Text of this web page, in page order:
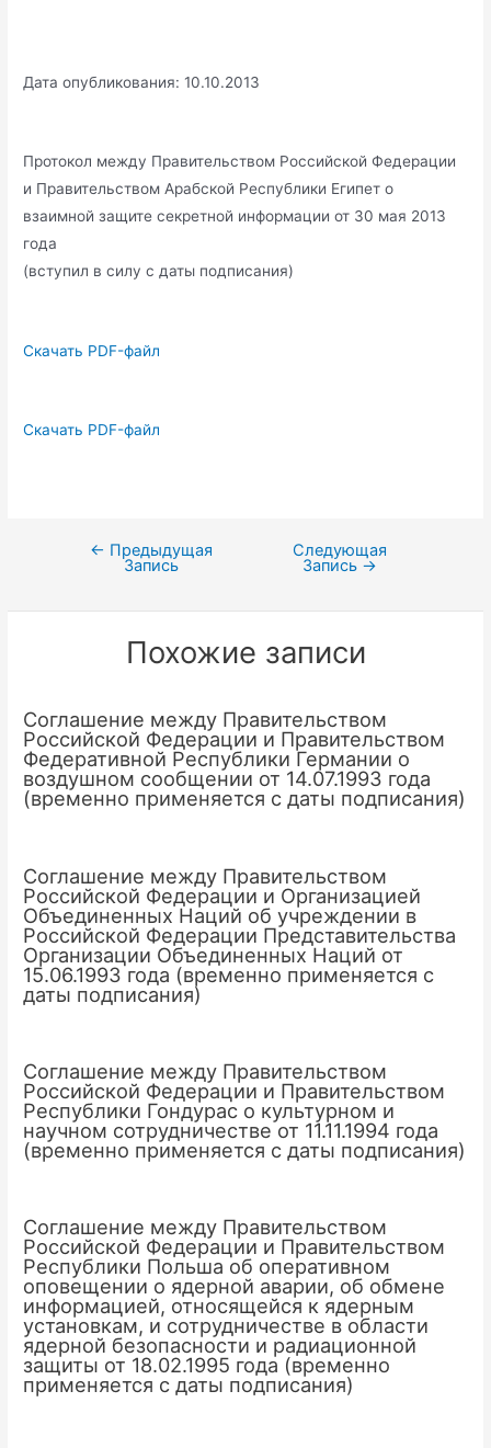
Дата опубликования: 10.10.2013
Протокол между Правительством Российской Федерации
и Правительством Арабской Республики Египет о
взаимной защите секретной информации от 30 мая 2013
года
(вступил в силу с даты подписания)
Скачать PDF-файл
Скачать PDF-файл
Навигация
записям
← Предыдущая
Запись
Следующая
Запись →
Похожие записи
Соглашение между Правительством
Российской Федерации и Правительством
Федеративной Республики Германии о
воздушном сообщении от 14.07.1993 года
(временно применяется с даты подписания)
Соглашение между Правительством
Российской Федерации и Организацией
Объединенных Наций об учреждении в
Российской Федерации Представительства
Организации Объединенных Наций от
15.06.1993 года (временно применяется с
даты подписания)
Соглашение между Правительством
Российской Федерации и Правительством
Республики Гондурас о культурном и
научном сотрудничестве от 11.11.1994 года
(временно применяется с даты подписания)
Соглашение между Правительством
Российской Федерации и Правительством
Республики Польша об оперативном
оповещении о ядерной аварии, об обмене
информацией, относящейся к ядерным
установкам, и сотрудничестве в области
ядерной безопасности и радиационной
защиты от 18.02.1995 года (временно
применяется с даты подписания)